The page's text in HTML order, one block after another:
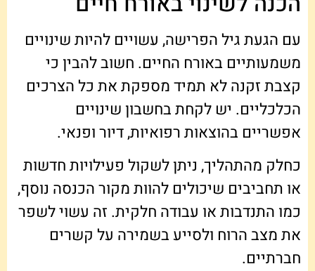
עם הגעת גיל הפרישה, עשויים להיות שינויים
משמעותיים באורח החיים. חשוב להבין כי
קצבת זקנה לא תמיד מספקת את כל הצרכים
הכלכליים. יש לקחת בחשבון שינויים
אפשריים בהוצאות רפואיות, דיור ופנאי.
כחלק מהתהליך, ניתן לשקול פעילויות חדשות
או תחביבים שיכולים להוות מקור הכנסה נוסף,
כמו התנדבות או עבודה חלקית. זה עשוי לשפר
את מצב הרוח ולסייע בשמירה על קשרים
חברתיים.